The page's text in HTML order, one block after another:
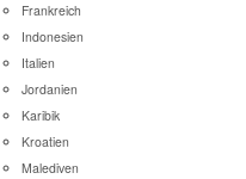
Frankreich
Indonesien
Italien
Jordanien
Karibik
Kroatien
Malediven